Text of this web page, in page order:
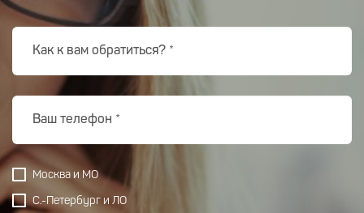
Москва и МО
С.-Петербург и ЛО